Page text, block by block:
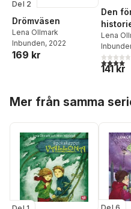
Del 2
Drömväsen
Lena Ollmark
Inbunden, 2022
169 kr
Den
Hon
Lena
4,0utav
141 kr
Mer från samma